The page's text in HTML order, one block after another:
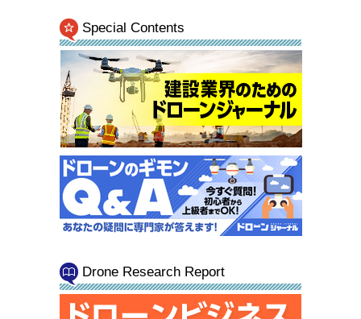
Special Contents
Drone Research Report